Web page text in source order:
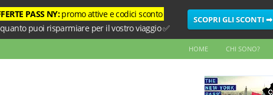
PASS NY:promo attive e codici sconto
puoi risparmiare per il vostro viaggio ✅
SCOPRI GLI SCONTI ➡
HOME CHI SONO?